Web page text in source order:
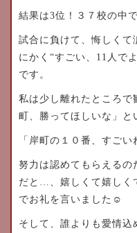
結果は3位！３７校の中
試合に負けて、悔しくて
にかく“すごい、11人で
です。
私は少し離れたところで
町、勝ってほしいな」と
「岸町の１０番、すごい
努力は認めてもらえる
だと…、嬉しくて嬉しく
でお礼を言いました☺
そして、誰よりも愛情